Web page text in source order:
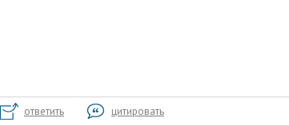
ответить цитировать